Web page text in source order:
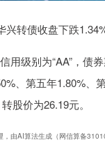
转债收盘下跌
用级别为“AA”，债
、第五年1.80%、
股价为26.19元。
，由AI算法生成（网信算备
数 3878.92